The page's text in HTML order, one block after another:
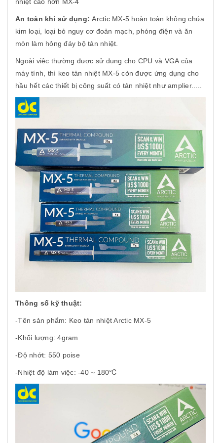
An toàn khi sử dụng:Arctic MX-5 hoàn toàn không chứa
kim loại, loại bỏ nguy cơ đoản mạch, phóng điện và ăn
mòn làm hỏng đáy bộ tản nhiệt.
Ngoài việc thường được sử dụng cho CPU và VGA của
máy tính, thì keo tản nhiệt MX-5 còn được ứng dụng cho
hầu hết các thiết bị công suất có tản nhiệt như amplier.....
Thông số kỹ thuật:
-Tên sản phẩm: Keo tản nhiệt Arctic MX-5
-Khối lượng: 4gram
-Độ nhớt: 550 poise
-Nhiệt độ làm việc: -40 ~ 180℃